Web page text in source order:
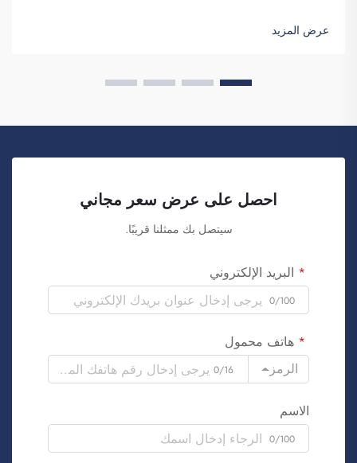
الشخص حقيبتك على ظهره...
عرض المزيد
احصل على عرض سعر مجاني
سيتصل بك ممثلنا قريبًا.
البريد الإلكتروني
0/100
هاتف محمول
الرمز
0/16
الاسم
0/100